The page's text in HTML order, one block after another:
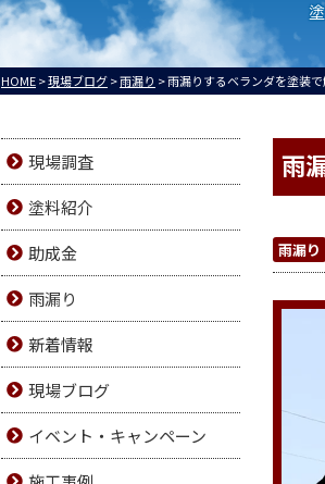
HOME>現場ブログ>雨漏り >雨漏りするベランダを塗装
雨
雨漏り
現場調査
塗料紹介
助成金
雨漏り
新着情報
現場ブログ
イベント・キャンペーン